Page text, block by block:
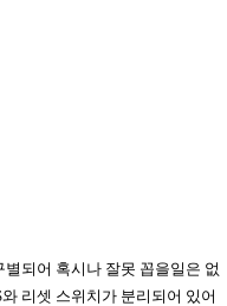
되어 혹시나 잘못 꼽을일은 없
리셋 스위치가 분리되어 있어